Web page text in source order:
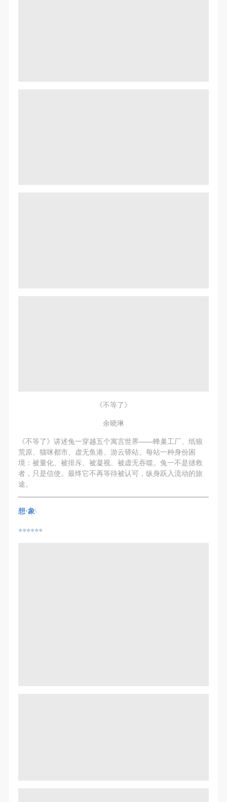
《不等了》
余晓琳
《不等了》讲述兔一穿越五个寓言世界——蜂巢工厂、纸狼
荒原、猫咪都市、虚无鱼港、游云驿站。每站一种身份困
境：被量化、被排斥、被凝视、被虚无吞噬。兔一不是拯救
者，只是信使。最终它不再等待被认可，纵身跃入流动的旅
途。
想·象\
●●●●●●